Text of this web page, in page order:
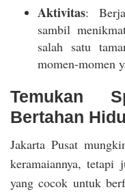
Aktivitas:
sambil
salah satu
momen-momen
Temukan
Bertahan
Jakarta Pusat
keramaiannya, tetapi
yang cocok untuk